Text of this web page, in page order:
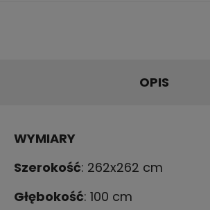
OPIS
WYMIARY
Szerokość: 262x262 cm
Głębokość: 100 cm